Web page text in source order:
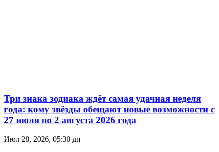
Три знака зодиака ждёт самая удачная неделя
года: кому звёзды обещают новые возможности с
27 июля по 2 августа 2026 года
Июл 28, 2026, 05:30 дп